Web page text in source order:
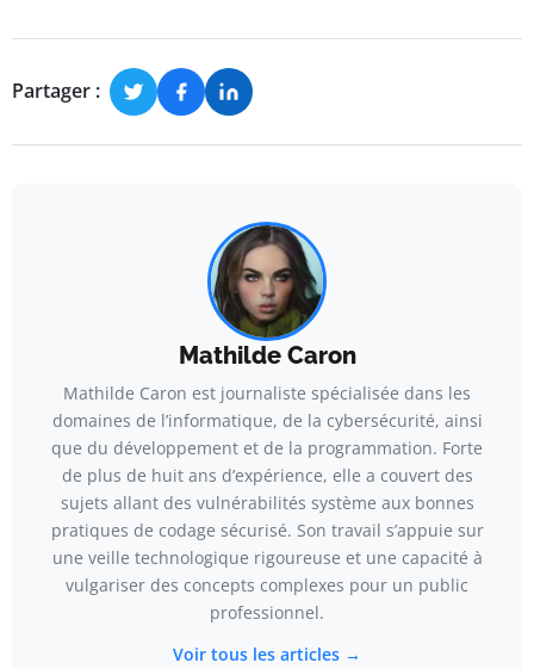
Partager :
Mathilde Caron
Mathilde Caron est journaliste spécialisée dans les
domaines de l’informatique, de la cybersécurité, ainsi
que du développement et de la programmation. Forte
de plus de huit ans d’expérience, elle a couvert des
sujets allant des vulnérabilités système aux bonnes
pratiques de codage sécurisé. Son travail s’appuie sur
une veille technologique rigoureuse et une capacité à
vulgariser des concepts complexes pour un public
professionnel.
Voir tous les articles →